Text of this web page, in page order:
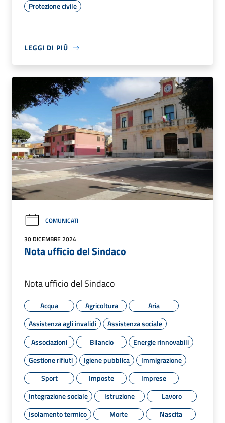
Protezione civile
LEGGI DI PIÙ
COMUNICATI
30 DICEMBRE 2024
Nota ufficio del Sindaco
Nota ufficio del Sindaco
Acqua Agricoltura
Aria
Assistenza agli invalidi
Assistenza sociale
Associazioni
Bilancio
Energie rinnovabili
Gestione rifiuti
Igiene pubblica
Immigrazione
Sport
Imposte
Imprese
Integrazione sociale
Istruzione
Lavoro
Isolamento termico
Morte
Nascita